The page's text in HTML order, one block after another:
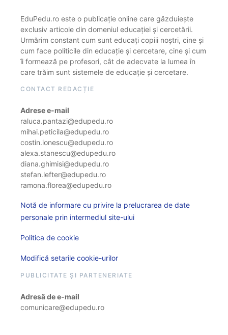
EduPedu.ro este o publicație online care găzduiește
exclusiv articole din domeniul educației și cercetării.
Urmărim constant cum sunt educați copiii noștri, cine și
cum face politicile din educație și cercetare, cine și cum
îi formează pe profesori, cât de adecvate la lumea în
care trăim sunt sistemele de educație și cercetare.
CONTACT REDACȚIE
Adrese e-mail
raluca.pantazi@edupedu.ro
mihai.peticila@edupedu.ro
costin.ionescu@edupedu.ro
alexa.stanescu@edupedu.ro
diana.ghimisi@edupedu.ro
stefan.lefter@edupedu.ro
ramona.florea@edupedu.ro
Notă de informare cu privire la prelucrarea de date
personale prin intermediul site-ului
Politica de cookie
Modifică setarile cookie-urilor
PUBLICITATE ȘI PARTENERIATE
Adresă de e-mail
comunicare@edupedu.ro